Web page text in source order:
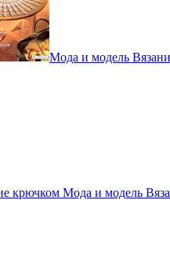
Мода и модель
крючком Мода и модель